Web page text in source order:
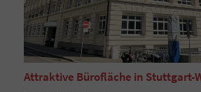
Attraktive Bürofläche in Stuttgart-